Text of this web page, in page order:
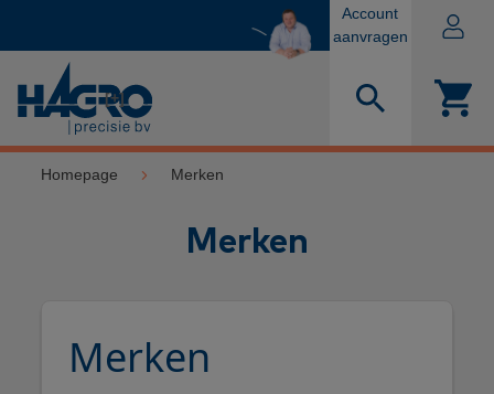
Account
aanvragen
[+]
Homepage Merken
Merken
Merken